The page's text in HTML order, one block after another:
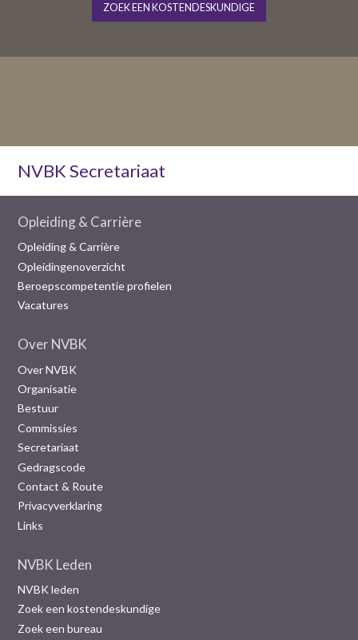
ZOEK EEN KOSTENDESKUNDIGE
NVBK Secretariaat
Opleiding & Carrière
Opleiding & Carrière
Opleidingenoverzicht
Beroepscompetentie profielen
Vacatures
Over NVBK
Over NVBK
Organisatie
Bestuur
Commissies
Secretariaat
Gedragscode
Contact & Route
Privacyverklaring
Links
NVBK Leden
NVBK leden
Zoek een kostendeskundige
Zoek een bureau